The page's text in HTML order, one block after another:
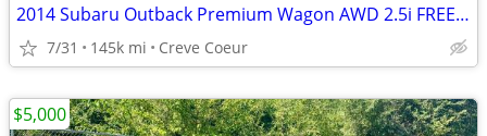
2014 Subaru Outback Premium Wagon AWD 2.5i FREE WARRANTY
7/31 145k mi Creve Coeur
$5,000